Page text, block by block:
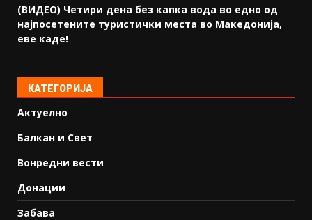
(ВИДЕО) Четири дена без капка вода во едно од
најпосетените туристички места во Македонија,
еве каде!
КАТЕГОРИЈА
Актуелно
Балкан и Свет
Вонредни вести
Донации
Забава